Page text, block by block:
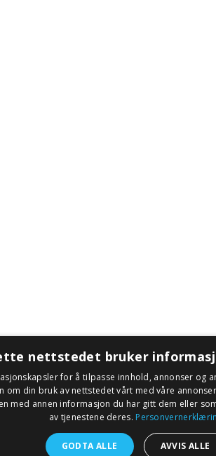
nettstedet bruker
for å tilpasse innhold, annonser og
om din bruk av nettstedet vårt med våre
med annen informasjon du har gitt dem eller
av tjenestene deres.
GODTA ALLE AVVIS ALLE